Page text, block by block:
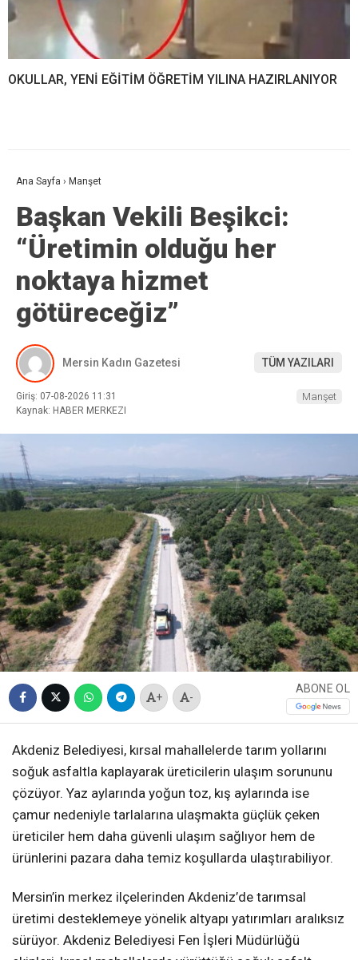
OKULLAR, YENİ EĞİTİM ÖĞRETİM YILINA HAZIRLANIYOR
Ana Sayfa › Manşet
Başkan Vekili Beşikci:
“Üretimin olduğu her
noktaya hizmet
götüreceğiz”
Mersin Kadın Gazetesi TÜM YAZILARI
Giriş: 07-08-2026 11:31
Kaynak: HABER MERKEZI
Manşet
+ -
ABONE OL
Akdeniz Belediyesi, kırsal mahallelerde tarım yollarını
soğuk asfaltla kaplayarak üreticilerin ulaşım sorununu
çözüyor. Yaz aylarında yoğun toz, kış aylarında ise
çamur nedeniyle tarlalarına ulaşmakta güçlük çeken
üreticiler hem daha güvenli ulaşım sağlıyor hem de
ürünlerini pazara daha temiz koşullarda ulaştırabiliyor.
Mersin’in merkez ilçelerinden Akdeniz’de tarımsal
üretimi desteklemeye yönelik altyapı yatırımları aralıksız
sürüyor. Akdeniz Belediyesi Fen İşleri Müdürlüğü